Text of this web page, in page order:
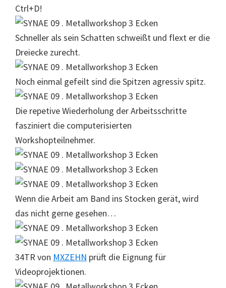
Ctrl+D!
Schneller als sein Schatten schweißt und flext er die
Dreiecke zurecht.
Noch einmal gefeilt sind die Spitzen agressiv spitz.
Die repetive Wiederholung der Arbeitsschritte
fasziniert die computerisierten
Workshopteilnehmer.
Wenn die Arbeit am Band ins Stocken gerät, wird
das nicht gerne gesehen…
34TR von MXZEHN prüft die Eignung für
Videoprojektionen.